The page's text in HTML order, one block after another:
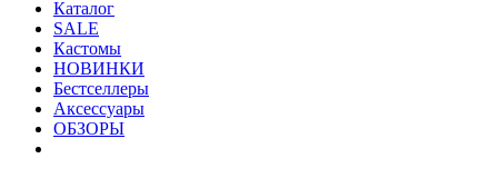
Каталог
SALE
Кастомы
НОВИНКИ
Бестселлеры
Аксессуары
ОБЗОРЫ